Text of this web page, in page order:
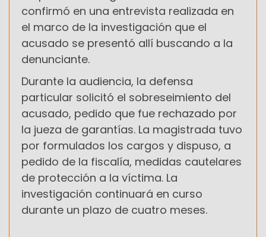
confirmó en una entrevista realizada en
el marco de la investigación que el
acusado se presentó allí buscando a la
denunciante.
Durante la audiencia, la defensa
particular solicitó el sobreseimiento del
acusado, pedido que fue rechazado por
la jueza de garantías. La magistrada tuvo
por formulados los cargos y dispuso, a
pedido de la fiscalía, medidas cautelares
de protección a la víctima. La
investigación continuará en curso
durante un plazo de cuatro meses.